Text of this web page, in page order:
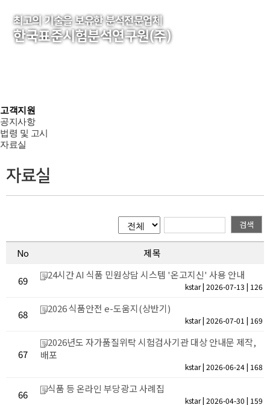
최고의 기술을 보유한 분석전문업체
한국표준시험분석연구원(주)
고객지원
공지사항
법령 및 고시
자료실
자료실
검색
No 제 목
69 24시간 AI 식품 민원상담 시스템 '온고지신' 사용 안내
kstar | 2026-07-13 | 126
68 2026 식품안전 e-도움지(상반기)
kstar | 2026-07-01 | 169
67
2026년도 자가품질위탁 시험검사기관 대상 안내문 제작,
배포
kstar | 2026-06-24 | 168
66 식품 등 온라인 부당광고 사례집
kstar | 2026-04-30 | 159